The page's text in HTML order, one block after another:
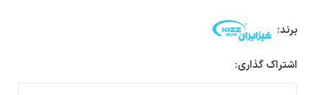
برند:
اشتراک گذاری: